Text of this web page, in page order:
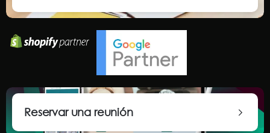
Reservar una reunión